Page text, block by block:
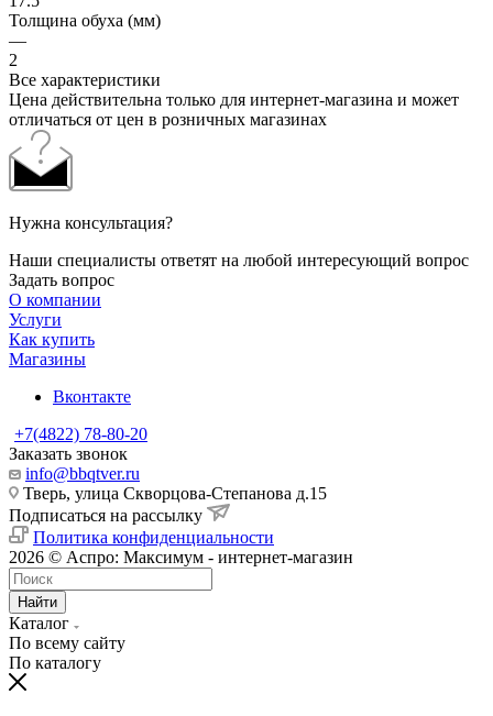
Толщина обуха (мм)
—
2
Все характеристики
Цена действительна только для интернет-магазина и может
отличаться от цен в розничных магазинах
Нужна консультация?
Наши специалисты ответят на любой интересующий вопрос
Задать вопрос
О компании
Услуги
Как купить
Магазины
Вконтакте
+7(4822) 78-80-20
Заказать звонок
info@bbqtver.ru
Тверь, улица Скворцова-Степанова д.15
Подписаться на рассылку
Политика конфиденциальности
2026 © Аспро: Максимум - интернет-магазин
Найти
Каталог
По всему сайту
По каталогу